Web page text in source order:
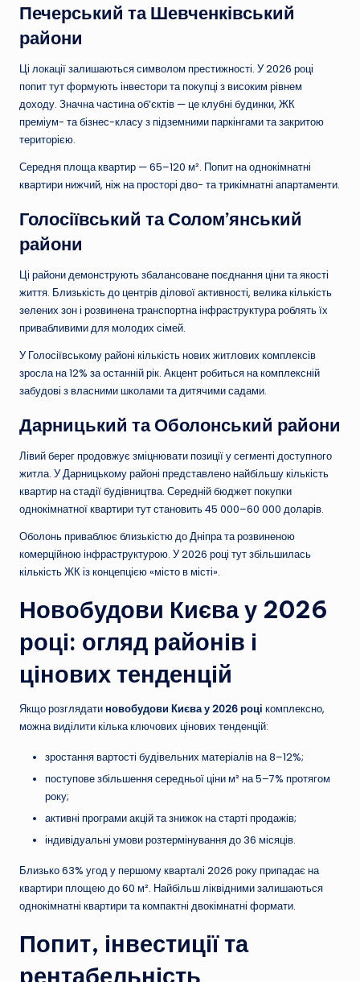
Печерський та Шевченківський
райони
Ці локації залишаються символом престижності. У 2026 році
попит тут формують інвестори та покупці з високим рівнем
доходу. Значна частина об’єктів — це клубні будинки, ЖК
преміум- та бізнес-класу з підземними паркінгами та закритою
територією.
Середня площа квартир — 65–120 м². Попит на однокімнатні
квартири нижчий, ніж на просторі дво- та трикімнатні апартаменти.
Голосіївський та Солом’янський
райони
Ці райони демонструють збалансоване поєднання ціни та якості
життя. Близькість до центрів ділової активності, велика кількість
зелених зон і розвинена транспортна інфраструктура роблять їх
привабливими для молодих сімей.
У Голосіївському районі кількість нових житлових комплексів
зросла на 12% за останній рік. Акцент робиться на комплексній
забудові з власними школами та дитячими садами.
Дарницький та Оболонський райони
Лівий берег продовжує зміцнювати позиції у сегменті доступного
житла. У Дарницькому районі представлено найбільшу кількість
квартир на стадії будівництва. Середній бюджет покупки
однокімнатної квартири тут становить 45 000–60 000 доларів.
Оболонь приваблює близькістю до Дніпра та розвиненою
комерційною інфраструктурою. У 2026 році тут збільшилась
кількість ЖК із концепцією «місто в місті».
Новобудови Києва у 2026
році: огляд районів і
цінових тенденцій
Якщо розглядатиновобудови Києва у 2026 році комплексно,
можна виділити кілька ключових цінових тенденцій:
зростання вартості будівельних матеріалів на 8–12%;
поступове збільшення середньої ціни м² на 5–7% протягом
року;
активні програми акцій та знижок на старті продажів;
індивідуальні умови розтермінування до 36 місяців.
Близько 63% угод у першому кварталі 2026 року припадає на
квартири площею до 60 м². Найбільш ліквідними залишаються
однокімнатні квартири та компактні двокімнатні формати.
Попит, інвестиції та